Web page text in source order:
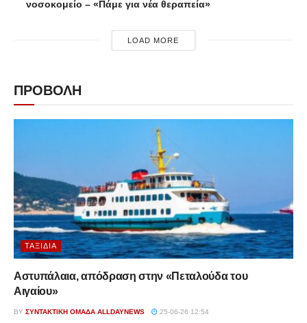
νοσοκομείο – «Πάμε για νέα θεραπεία»
LOAD MORE
ΠΡΟΒΟΛΗ
ΤΑΞΊΔΙΑ
Αστυπάλαια, απόδραση στην «Πεταλούδα του
Αιγαίου»
BY ΣΥΝΤΑΚΤΙΚΉ ΟΜΆΔΑ ALLDAYNEWS 25-06-26 12:54